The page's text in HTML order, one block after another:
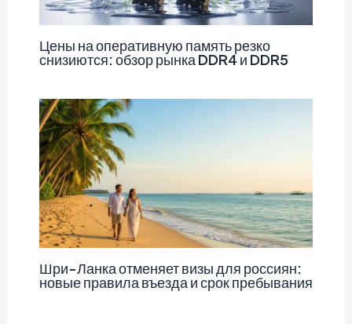
Цены на оперативную память резко
снизиются: обзор рынка DDR4 и DDR5
Шри-Ланка отменяет визы для россиян:
новые правила въезда и срок пребывания